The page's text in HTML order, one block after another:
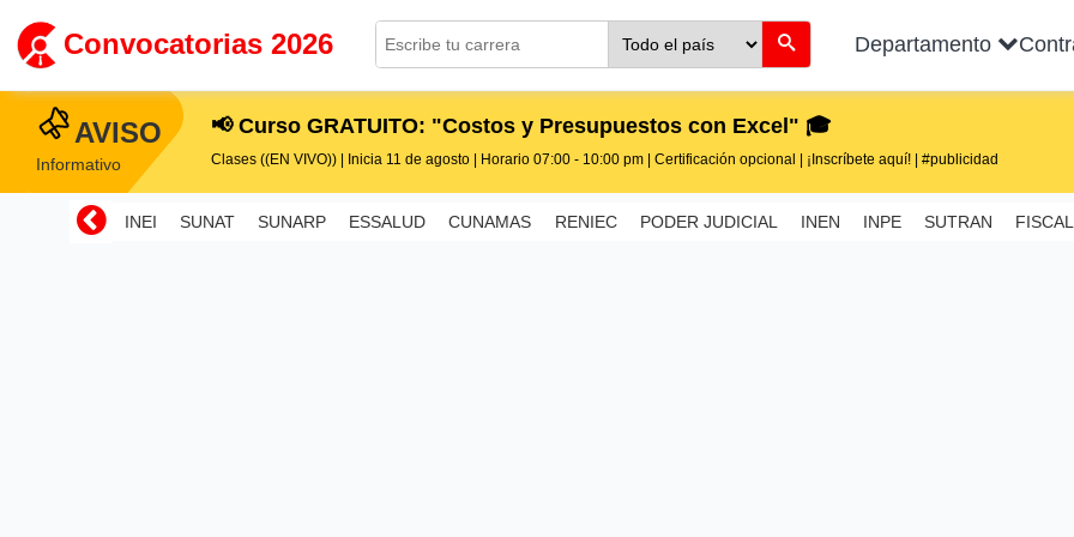
Convocatorias 2026 Departamento
AVISO
Informativo
📢 Curso GRATUITO: "Costos y Presupuestos con Excel" 🎓
Clases ((EN VIVO)) | Inicia 11 de agosto | Horario 07:00 - 10:00 pm | Certificación opcional | ¡Inscríbete aquí! | #publicidad
INEI SUNAT SUNARP ESSALUD CUNAMAS RENIEC PODER JUDICIAL INEN INPE SUTRAN